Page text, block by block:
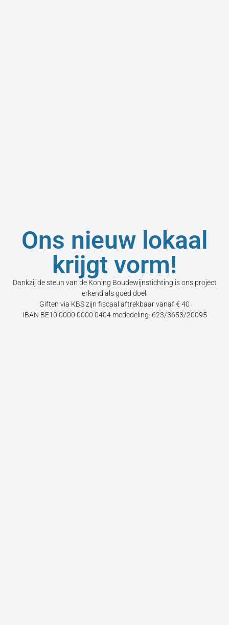
Ons nieuw lokaal
krijgt vorm!
Dankzij de steun van de Koning Boudewijnstichting is ons project
erkend als goed doel.
Giften via KBS zijn fiscaal aftrekbaar vanaf € 40
IBAN BE10 0000 0000 0404 mededeling: 623/3653/20095